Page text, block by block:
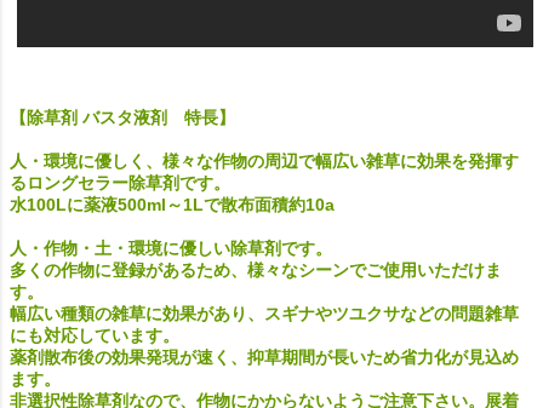
【除草剤 バスタ液剤 特長】
人・環境に優しく、様々な作物の周辺で幅広い雑草に効果を発揮す
るロングセラー除草剤です。
水100Lに薬液500ml～1Lで散布面積約10a
人・作物・土・環境に優しい除草剤です。
多くの作物に登録があるため、様々なシーンでご使用いただけま
す。
幅広い種類の雑草に効果があり、スギナやツユクサなどの問題雑草
にも対応しています。
薬剤散布後の効果発現が速く、抑草期間が長いため省力化が見込め
ます。
非選択性除草剤なので、作物にかからないようご注意下さい。展着